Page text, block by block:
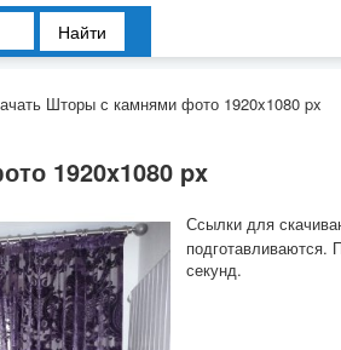
Найти
Шторы с камнями фото 1920x1080 px
1920x1080 px
Ссылки для
подготавливаются.
секунд.